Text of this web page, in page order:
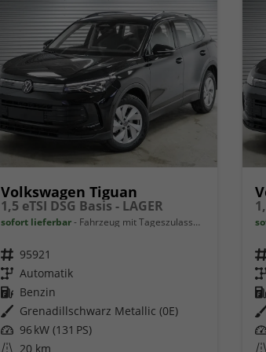
Volkswagen Tiguan
1,5 eTSI DSG Basis - LAGER
sofort lieferbar Fahrzeug mit Tageszulassung
Fahrzeugnr. 95921
Getriebe Automatik
Kraftstoff Benzin
Außenfarbe Grenadillschwarz Metallic (0E)
Leistung 96 kW (131 PS)
Kilometerstand 20 km
Kilometerstand